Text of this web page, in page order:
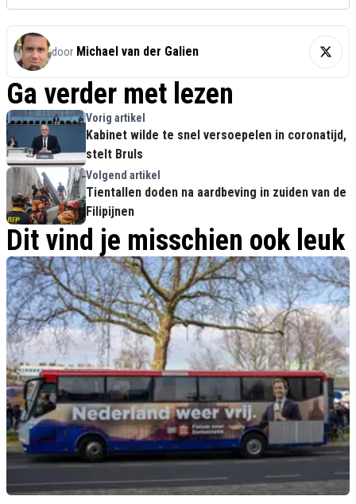
door Michael van der Galien
Ga verder met lezen
Vorig artikel
Kabinet wilde te snel versoepelen in coronatijd,
stelt Bruls
Volgend artikel
Tientallen doden na aardbeving in zuiden van de
Filipijnen
Dit vind je misschien ook leuk